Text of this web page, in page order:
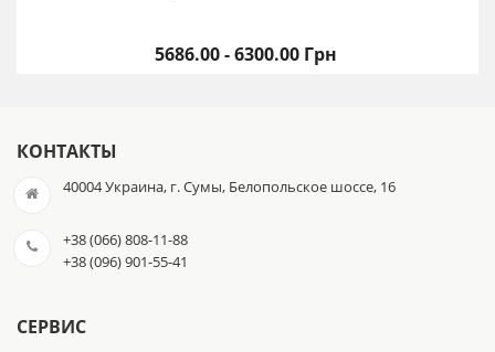
5686.00 - 6300.00 Грн
КОНТАКТЫ
40004 Украина, г. Сумы, Белопольское шоссе, 16
+38 (066) 808-11-88
+38 (096) 901-55-41
СЕРВИС